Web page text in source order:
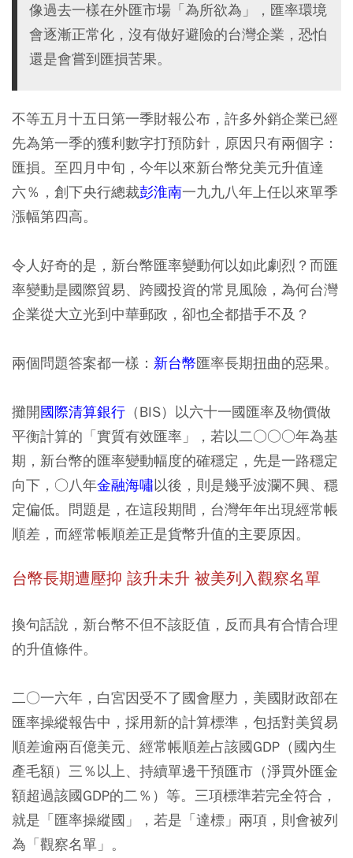
像過去一樣在外匯市場「為所欲為」，匯率環境
會逐漸正常化，沒有做好避險的台灣企業，恐怕
還是會嘗到匯損苦果。
不等五月十五日第一季財報公布，許多外銷企業已經
先為第一季的獲利數字打預防針，原因只有兩個字：
匯損。至四月中旬，今年以來新台幣兌美元升值達
六％，創下央行總裁彭淮南一九九八年上任以來單季
漲幅第四高。
令人好奇的是，新台幣匯率變動何以如此劇烈？而匯
率變動是國際貿易、跨國投資的常見風險，為何台灣
企業從大立光到中華郵政，卻也全都措手不及？
兩個問題答案都一樣： 新台幣匯率長期扭曲的惡果。
攤開國際清算銀行 （BIS）以六十一國匯率及物價做
平衡計算的「實質有效匯率」，若以二○○○年為基
期，新台幣的匯率變動幅度的確穩定，先是一路穩定
向下，○八年金融海嘯以後，則是幾乎波瀾不興、穩
定偏低。問題是，在這段期間，台灣年年出現經常帳
順差，而經常帳順差正是貨幣升值的主要原因。
台幣長期遭壓抑 該升未升 被美列入觀察名單
換句話說，新台幣不但不該貶值，反而具有合情合理
的升值條件。
二○一六年，白宮因受不了國會壓力，美國財政部在
匯率操縱報告中，採用新的計算標準，包括對美貿易
順差逾兩百億美元、經常帳順差占該國GDP（國內生
產毛額）三％以上、持續單邊干預匯市（淨買外匯金
額超過該國GDP的二％）等。三項標準若完全符合，
就是「匯率操縱國」，若是「達標」兩項，則會被列
為「觀察名單」。